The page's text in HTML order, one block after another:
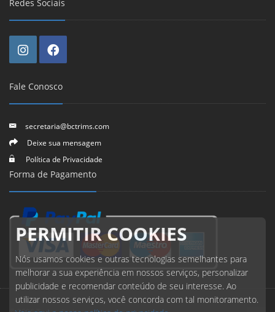
Redes Sociais
Fale Conosco
secretaria@bctrims.com
Deixe sua mensagem
Política de Privacidade
Forma de Pagamento
PERMITIR COOKIES
Nós usamos cookies e outras tecnologias semelhantes para
melhorar a sua experiência em nossos serviços, personalizar
publicidade e recomendar conteúdo de seu interesse. Ao
utilizar nossos serviços, você concorda com tal monitoramento.